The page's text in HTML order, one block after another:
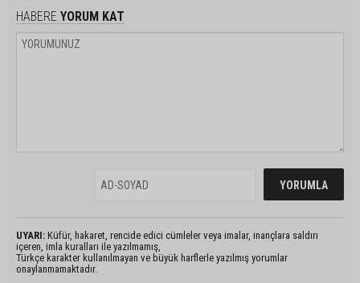
HABERE YORUM KAT
UYARI: Küfür, hakaret, rencide edici cümleler veya imalar, inançlara saldırı
içeren, imla kuralları ile yazılmamış,
Türkçe karakter kullanılmayan ve büyük harflerle yazılmış yorumlar
onaylanmamaktadır.